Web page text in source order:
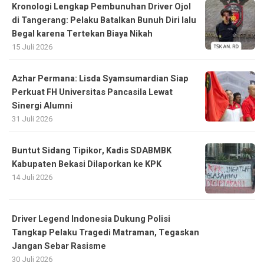
Kronologi Lengkap Pembunuhan Driver Ojol
di Tangerang: Pelaku Batalkan Bunuh Diri lalu
Begal karena Tertekan Biaya Nikah
15 Juli 2026
Azhar Permana: Lisda Syamsumardian Siap
Perkuat FH Universitas Pancasila Lewat
Sinergi Alumni
31 Juli 2026
Buntut Sidang Tipikor, Kadis SDABMBK
Kabupaten Bekasi Dilaporkan ke KPK
14 Juli 2026
Driver Legend Indonesia Dukung Polisi
Tangkap Pelaku Tragedi Matraman, Tegaskan
Jangan Sebar Rasisme
30 Juli 2026